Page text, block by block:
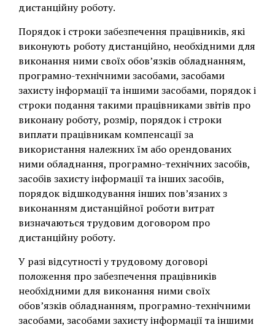
дистанційну роботу.
Порядок і строки забезпечення працівників, які
виконують роботу дистанційно, необхідними для
виконання ними своїх обов’язків обладнанням,
програмно-технічними засобами, засобами
захисту інформації та іншими засобами, порядок і
строки подання такими працівниками звітів про
виконану роботу, розмір, порядок і строки
виплати працівникам компенсації за
використання належних їм або орендованих
ними обладнання, програмно-технічних засобів,
засобів захисту інформації та інших засобів,
порядок відшкодування інших пов’язаних з
виконанням дистанційної роботи витрат
визначаються трудовим договором про
дистанційну роботу.
У разі відсутності у трудовому договорі
положення про забезпечення працівників
необхідними для виконання ними своїх
обов’язків обладнанням, програмно-технічними
засобами, засобами захисту інформації та іншими